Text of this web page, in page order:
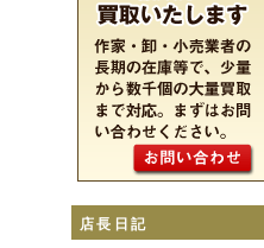
店長日記